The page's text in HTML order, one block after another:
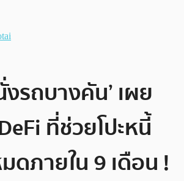
งรถบางคัน’ เผย
ที่ช่วยโปะหนี้
ดภายใน 9 เดือน !